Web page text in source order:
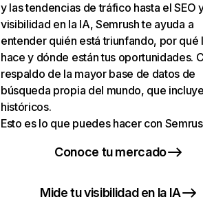
y las tendencias de tráfico hasta el SEO
visibilidad en la IA, Semrush te ayuda a
entender quién está triunfando, por qué
hace y dónde están tus oportunidades.
respaldo de la mayor base de datos de
búsqueda propia del mundo, que
históricos.
Esto es lo que puedes hacer con
Conoce tu mercado
Mide tu visibilidad en la IA